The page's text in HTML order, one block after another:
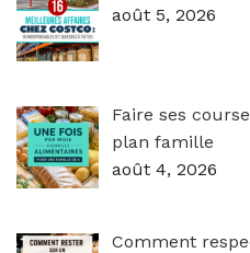
août 5, 2026
Faire ses
plan famille
août 4, 2026
Comment